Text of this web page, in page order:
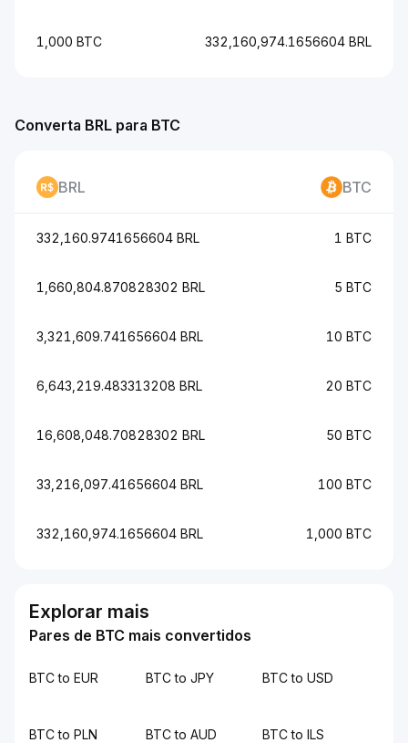
1,000 BTC 332,160,974.1656604 BRL
Converta BRL para BTC
BRL BTC
332,160.9741656604 BRL 1 BTC
1,660,804.870828302 BRL 5 BTC
3,321,609.741656604 BRL 10 BTC
6,643,219.483313208 BRL 20 BTC
16,608,048.70828302 BRL 50 BTC
33,216,097.41656604 BRL 100 BTC
332,160,974.1656604 BRL 1,000 BTC
Explorar mais
Pares de BTC mais convertidos
BTC to EUR BTC to JPY BTC to USD
BTC to PLN BTC to AUD BTC to ILS